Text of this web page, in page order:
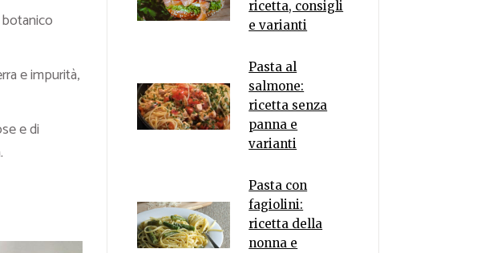
e impurità,
e di
ricetta, consigli
e varianti
Pasta al
salmone:
ricetta senza
panna e
varianti
Pasta con
fagiolini:
ricetta della
nonna e